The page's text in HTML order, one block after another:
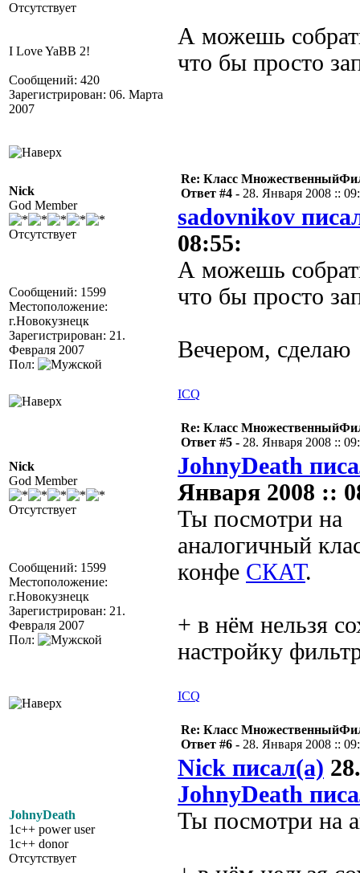
Отсутствует
I Love YaBB 2!
Сообщений: 420
Зарегистрирован: 06. Марта
2007
А можешь
что бы просто
Nick
God Member
Отсутствует
Сообщений: 1599
Местоположение:
г.Новокузнецк
Зарегистрирован: 21.
Февраля 2007
Пол:
Re: Класс
Ответ #4 - 28. Января 2008 ::
sadovnikov
08:55:
А можешь
что бы просто
Вечером, сделаю
ICQ
Nick
God Member
Отсутствует
Сообщений: 1599
Местоположение:
г.Новокузнецк
Зарегистрирован: 21.
Февраля 2007
Пол:
Re: Класс
Ответ #5 - 28. Января 2008 ::
JohnyDeath
Января 2008 ::
Ты посмотри на
аналогичный
конфе СКАТ.
+ в нём нельзя
настройку
ICQ
JohnyDeath
1c++ power user
1c++ donor
Отсутствует
Re: Класс
Ответ #6 - 28. Января 2008 ::
Nick писал(а)
JohnyDeath
Ты посмотри на